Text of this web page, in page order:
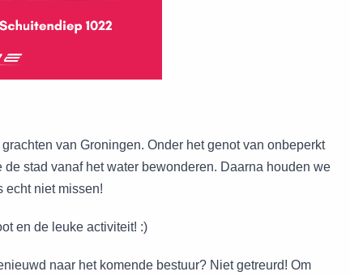
van Groningen. Onder het genot van onbeperkt
stad vanaf het water bewonderen. Daarna houden we
echt niet missen!
en de leuke activiteit! :)
naar het komende bestuur? Niet getreurd! Om